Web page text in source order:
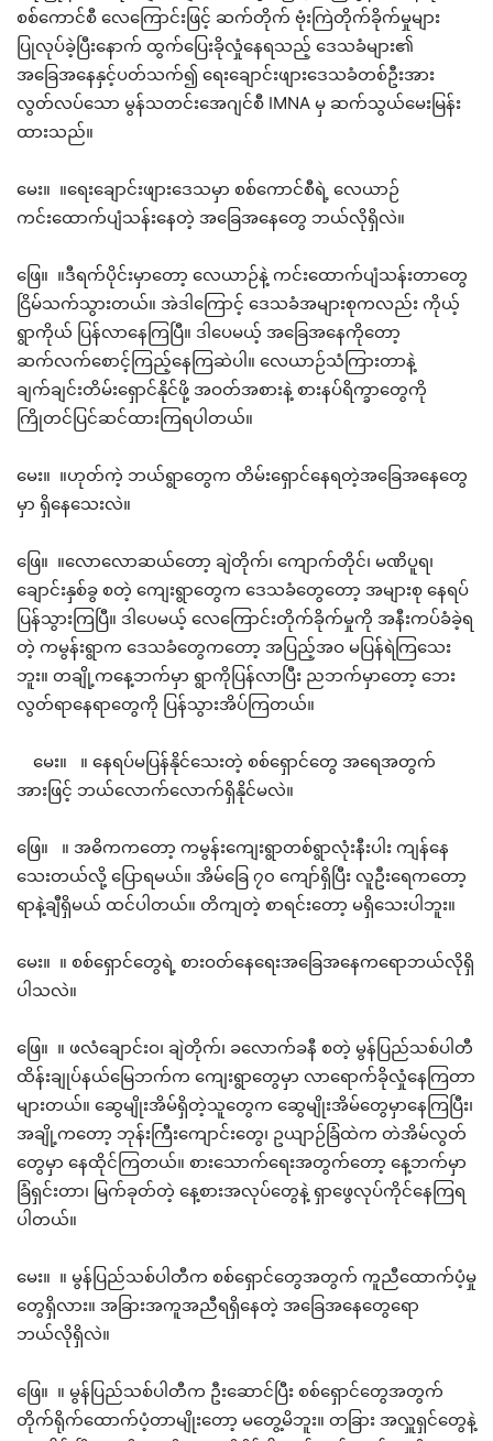
စစ်ကောင်စီ လေကြောင်းဖြင့် ဆက်တိုက် ဗုံးကြဲတိုက်ခိုက်မှုများ
ပြုလုပ်ခဲ့ပြီးနောက် ထွက်ပြေးခိုလှုံနေရသည့် ဒေသခံများ၏
အခြေအနေနှင့်ပတ်သက်၍ ရေးချောင်းဖျားဒေသခံတစ်ဦးအား
လွတ်လပ်သော မွန်သတင်းအေဂျင်စီ IMNA မှ ဆက်သွယ်မေးမြန်း
ထားသည်။
မေး။ ။ရေးချောင်းဖျားဒေသမှာ စစ်ကောင်စီရဲ့ လေယာဉ်
ကင်းထောက်ပျံသန်းနေတဲ့ အခြေအနေတွေ ဘယ်လိုရှိလဲ။
ဖြေ။ ။ဒီရက်ပိုင်းမှာတော့ လေယာဉ်နဲ့ ကင်းထောက်ပျံသန်းတာတွေ
ငြိမ်သက်သွားတယ်။ အဲဒါကြောင့် ဒေသခံအများစုကလည်း ကိုယ့်
ရွာကိုယ် ပြန်လာနေကြပြီ။ ဒါပေမယ့် အခြေအနေကိုတော့
ဆက်လက်စောင့်ကြည့်နေကြဆဲပါ။ လေယာဉ်သံကြားတာနဲ့
ချက်ချင်းတိမ်းရှောင်နိုင်ဖို့ အဝတ်အစားနဲ့ စားနပ်ရိက္ခာတွေကို
ကြိုတင်ပြင်ဆင်ထားကြရပါတယ်။
မေး။ ။ဟုတ်ကဲ့ ဘယ်ရွာတွေက တိမ်းရှောင်နေရတဲ့အခြေအနေတွေ
မှာ ရှိနေသေးလဲ။
ဖြေ။ ။လောလောဆယ်တော့ ချဲတိုက်၊ ကျောက်တိုင်၊ မဏိပူရ၊
ချောင်းနှစ်ခွ စတဲ့ ကျေးရွာတွေက ဒေသခံတွေတော့ အများစု နေရပ်
ပြန်သွားကြပြီ။ ဒါပေမယ့် လေကြောင်းတိုက်ခိုက်မှုကို အနီးကပ်ခံခဲ့ရ
တဲ့ ကမွန်းရွာက ဒေသခံတွေကတော့ အပြည့်အဝ မပြန်ရဲကြသေး
ဘူး။ တချို့ကနေ့ဘက်မှာ ရွာကိုပြန်လာပြီး ညဘက်မှာတော့ ဘေး
လွတ်ရာနေရာတွေကို ပြန်သွားအိပ်ကြတယ်။
မေး။ ။ နေရပ်မပြန်နိုင်သေးတဲ့ စစ်ရှောင်တွေ အရေအတွက်
အားဖြင့် ဘယ်လောက်လောက်ရှိနိုင်မလဲ။
ဖြေ။ ။ အဓိကကတော့ ကမွန်းကျေးရွာတစ်ရွာလုံးနီးပါး ကျန်နေ
သေးတယ်လို့ ပြောရမယ်။ အိမ်ခြေ ၇၀ ကျော်ရှိပြီး လူဦးရေကတော့
ရာနဲ့ချီရှိမယ် ထင်ပါတယ်။ တိကျတဲ့ စာရင်းတော့ မရှိသေးပါဘူး။
မေး။ ။ စစ်ရှောင်တွေရဲ့ စားဝတ်နေရေးအခြေအနေကရောဘယ်လိုရှိ
ပါသလဲ။
ဖြေ။ ။ ဖလံချောင်းဝ၊ ချဲတိုက်၊ ခလောက်ခနီ စတဲ့ မွန်ပြည်သစ်ပါတီ
ထိန်းချုပ်နယ်မြေဘက်က ကျေးရွာတွေမှာ လာရောက်ခိုလှုံနေကြတာ
များတယ်။ ဆွေမျိုးအိမ်ရှိတဲ့သူတွေက ဆွေမျိုးအိမ်တွေမှာနေကြပြီး၊
အချို့ကတော့ ဘုန်းကြီးကျောင်းတွေ၊ ဥယျာဉ်ခြံထဲက တဲအိမ်လွတ်
တွေမှာ နေထိုင်ကြတယ်။ စားသောက်ရေးအတွက်တော့ နေ့ဘက်မှာ
ခြံရှင်းတာ၊ မြက်ခုတ်တဲ့ နေ့စားအလုပ်တွေနဲ့ ရှာဖွေလုပ်ကိုင်နေကြရ
ပါတယ်။
မေး။ ။ မွန်ပြည်သစ်ပါတီက စစ်ရှောင်တွေအတွက် ကူညီထောက်ပံ့မှု
တွေရှိလား။ အခြားအကူအညီရရှိနေတဲ့ အခြေအနေတွေရော
ဘယ်လိုရှိလဲ။
ဖြေ။ ။ မွန်ပြည်သစ်ပါတီက ဦးဆောင်ပြီး စစ်ရှောင်တွေအတွက်
တိုက်ရိုက်ထောက်ပံ့တာမျိုးတော့ မတွေ့မိဘူး။ တခြား အလှူရှင်တွေနဲ့